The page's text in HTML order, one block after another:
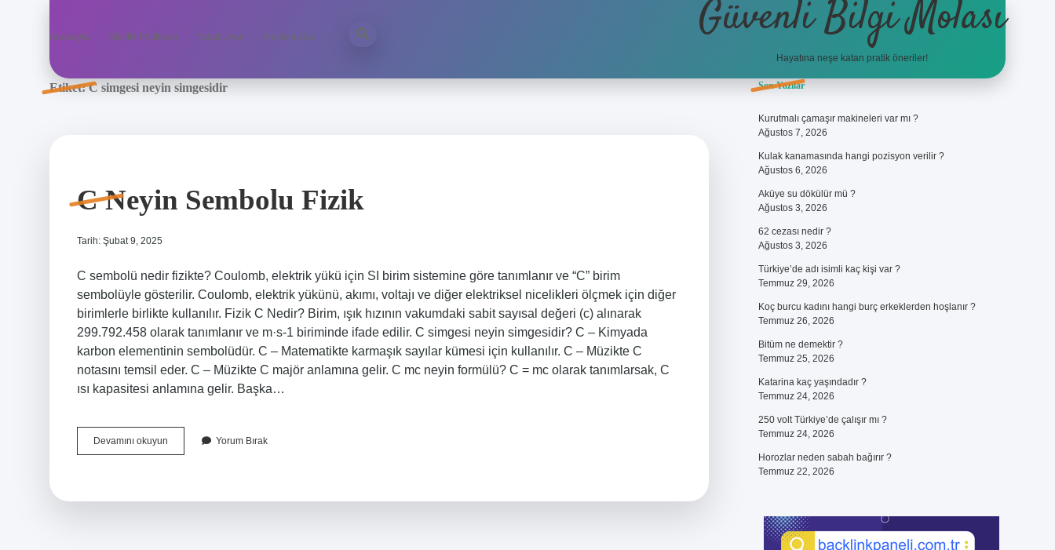
Anasayfa Gizlilik Politikası Yasal Uyarı Hakkımızda Güvenli Bilgi Molası
Hayatına neşe katan pratik öneriler!
Etiket:C simgesi neyin simgesidir
C Neyin Sembolu Fizik
Tarih: Şubat 9, 2025
C sembolü nedir fizikte? Coulomb, elektrik yükü için SI birim sistemine göre tanımlanır ve “C” birim
sembolüyle gösterilir. Coulomb, elektrik yükünü, akımı, voltajı ve diğer elektriksel nicelikleri ölçmek için diğer
birimlerle birlikte kullanılır. Fizik C Nedir? Birim, ışık hızının vakumdaki sabit sayısal değeri (c) alınarak
299.792.458 olarak tanımlanır ve m·s-1 biriminde ifade edilir. C simgesi neyin simgesidir? C – Kimyada
karbon elementinin sembolüdür. C – Matematikte karmaşık sayılar kümesi için kullanılır. C – Müzikte C
notasını temsil eder. C – Müzikte C majör anlamına gelir. C mc neyin formülü? C = mc olarak tanımlarsak, C
ısı kapasitesi anlamına gelir. Başka…
Devamını okuyun
Neyin
Yorum Bırak
Sidebar
Son Yazılar
Kurutmalı çamaşır makineleri var mı ?
Ağustos 7, 2026
Kulak kanamasında hangi pozisyon verilir ?
Ağustos 6, 2026
Aküye su dökülür mü ?
Ağustos 3, 2026
62 cezası nedir ?
Ağustos 3, 2026
Türkiye’de adı isimli kaç kişi var ?
Temmuz 29, 2026
Koç burcu kadını hangi burç erkeklerden hoşlanır ?
Temmuz 26, 2026
Bitüm ne demektir ?
Temmuz 25, 2026
Katarina kaç yaşındadır ?
Temmuz 24, 2026
250 volt Türkiye’de çalışır mı ?
Temmuz 24, 2026
Horozlar neden sabah bağırır ?
Temmuz 22, 2026
betcipiabellacasino sitesi